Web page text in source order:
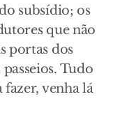
subsídio; os
que não
portas dos
Tudo
fazer, venha lá